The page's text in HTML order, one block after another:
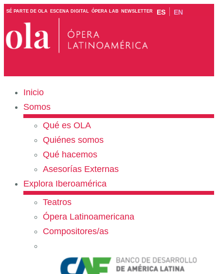
SÉ PARTE DE OLA ESCENA DIGITAL ÓPERA LAB NEWSLETTER ES EN
Inicio
Somos
Qué es OLA
Quiénes somos
Qué hacemos
Asesorías Externas
Explora Iberoamérica
Teatros
Ópera Latinoamericana
Compositores/as